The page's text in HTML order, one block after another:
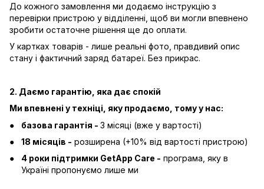
До кожного замовлення ми додаємо інструкцію з
перевірки пристрою у відділенні, щоб ви могли впевнено
зробити остаточне рішення ще до оплати.
У картках товарів - лише реальні фото, правдивий опис
стану і фактичний заряд батареї. Без прикрас.
2. Даємо гарантію, яка дає спокій
Ми впевнені у техніці, яку продаємо, тому у нас:
базова гарантія - 3 місяці (вже у вартості)
18 місяців - розширена (+10% від вартості пристрою)
4 роки підтримки GetApp Care - програма, яку в
Україні пропонуємо лише ми